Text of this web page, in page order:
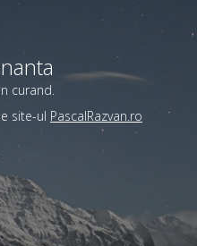
curand.
site-ul PascalRazvan.ro